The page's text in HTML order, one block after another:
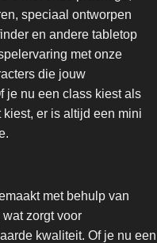
speciaal ontworpen
en andere tabletop
met onze
die jouw
je nu een class kiest als
er is altijd een mini
met behulp van
zorgt voor
kwaliteit. Of je nu een